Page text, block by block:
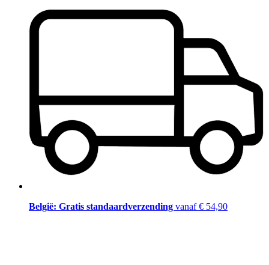
België: Gratis standaardverzending vanaf € 54,90